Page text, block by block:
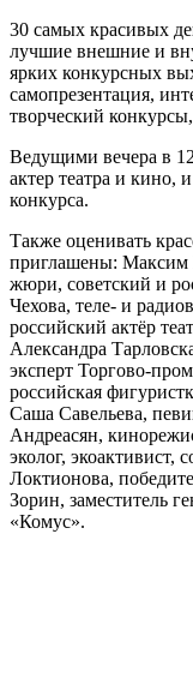
30 самых красивых
лучшие внешние и
ярких конкурсных
самопрезентация,
творческий
Ведущими вечера в
актер театра и кино,
конкурса.
Также оценивать
приглашены: Максим
жюри, советский и
Чехова, теле- и
российский актёр
Александра
эксперт Торгово-
российская
Саша Савельева,
Андреасян,
эколог, экоактивист,
Локтионова,
Зорин, заместитель
«Комус».